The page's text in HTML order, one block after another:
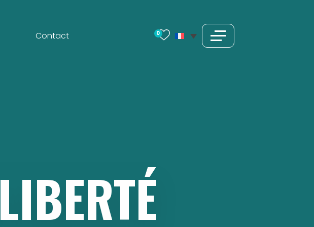
Contact 0
LIBERTÉ